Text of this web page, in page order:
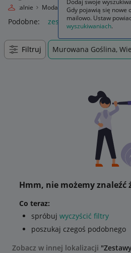
Lokalnie Moda Odzież, Obuwie,
Podobne: zestaw narzędzi
Filtruj Murowana Goślina,
Hmm, nie możemy znaleźć
Co teraz:
spróbuj wyczyścić filtry
poszukaj czegoś podobnego
Zobacz w innej lokalizacji
Gdy pojawią się nowe
mailowo. Ustaw
wyszukiwaniach.